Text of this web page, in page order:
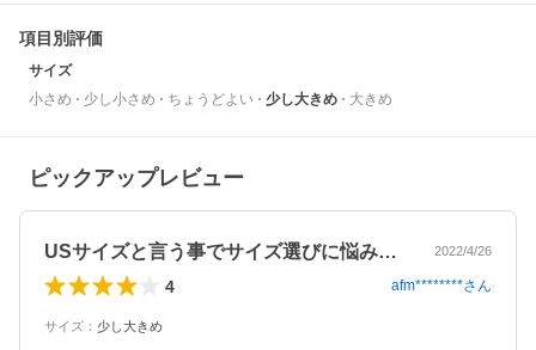
項目別評価
サイズ
小さめ
少し小さめ ちょうどよい 少し大きめ 大きめ
ピックアップレビュー
USサイズと言う事でサイズ選びに悩みま… 2022/4/26
4 afm********さん
サイズ ： 少し大きめ